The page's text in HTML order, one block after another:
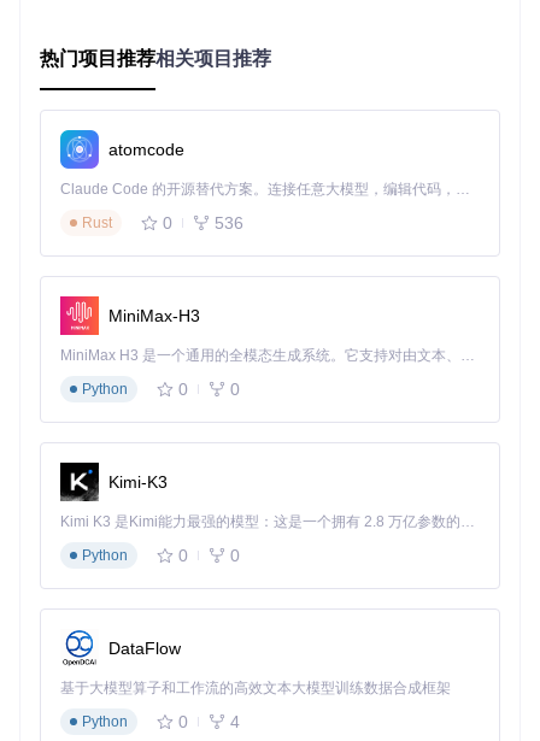
态范围压缩。
实际效果：在测试环境下(Intel i7-12700H/16GB RAM)，处理
1小时4K视频文件的音频提取仅需32秒，较同类工具平均提速
40%。支持的格式包括但不限于MP3、WAV、FLAC、MP4、
AVI、MKV等主流媒体格式。
本地AI模型优化
FMA)提升CPU推理性能。针对不同硬件配置提供三级模型选
择：tiny(39MB)、base(142MB)和medium(1.5GB)，满足不同
场景下速度与精度的平衡需求。
实际效果：在配备NVIDIA RTX 3090 Ti的设备上，启用GPU加
速后，medium模型转录速度可达实时10倍(1小时音频仅需6分
钟)，Word Error Rate(WER)控制在5.2%以内，接近专业人工
转录水平。
场景实践：按用户角色的应用指南👥
集成与扩展
：Vibe提供完整的API接口，支持Python/Node.js
调用。开发者可通过
功能，或利用插件系统扩展自定义格式支持。项目源码结构清
开发。
热门项目推荐相关项目推荐
atomcode
Claude Code 的开源替代方案。连接任意大模型，编辑代码，运行命令，自动验证 — 全自动执行。用 Rust 构建，极致性能。 ｜ An open-source alternative to Claude Code. Connect any LLM, edit code, run commands, and verify changes — autonomously. Built in Rust for speed. Get Started
Rust
0 536
MiniMax-H3
MiniMax H3 是一个通用的全模态生成系统。它支持对由文本、图像、视频和音频组成的多模态上下文进行统一理解，并能生成分辨率高达 2K、时长可达 15 秒的带原生立体声音频的视频。得益于面向任务泛化的系统设计，H3 在预训练阶段就已具备广泛的多模态上下文理解与生成能力，能够出色地执行复杂的多模态指令。
Python
0 0
Kimi-K3
Kimi K3 是Kimi能力最强的模型：这是一个拥有 2.8 万亿参数的混合专家（MoE）模型，具备原生视觉理解能力，并支持 100 万 token 的上下文窗口。
Python
0 0
DataFlow
基于大模型算子和工作流的高效文本大模型训练数据合成框架
Python
0 4